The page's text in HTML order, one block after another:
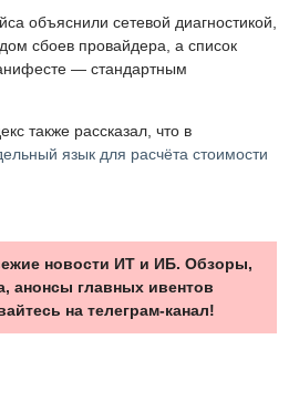
объяснили сетевой диагностикой,
сбоев провайдера, а список
— стандартным
также рассказал, что в
язык для расчёта стоимости
новости ИТ и ИБ. Обзоры,
анонсы главных ивентов
на телеграм-канал!